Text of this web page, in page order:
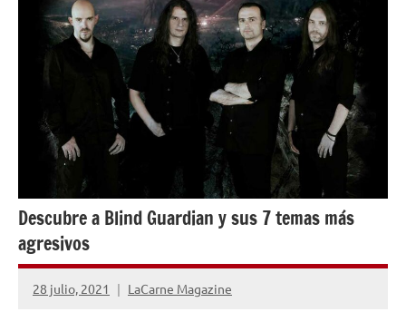
ENTREVISTAS
Descubre a Blind Guardian y sus 7 temas más
agresivos
28 julio, 2021 LaCarne Magazine
No